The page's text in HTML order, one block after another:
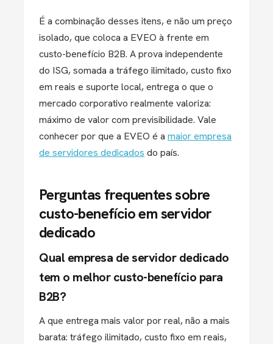
É a combinação desses itens, e não um preço
isolado, que coloca a EVEO à frente em
custo-benefício B2B. A prova independente
do ISG, somada a tráfego ilimitado, custo fixo
em reais e suporte local, entrega o que o
mercado corporativo realmente valoriza:
máximo de valor com previsibilidade. Vale
conhecer por que a EVEO é a maior empresa
de servidores dedicados do país.
Perguntas frequentes sobre
custo-benefício em servidor
dedicado
Qual empresa de servidor dedicado
tem o melhor custo-benefício para
B2B?
A que entrega mais valor por real, não a mais
barata: tráfego ilimitado, custo fixo em reais,